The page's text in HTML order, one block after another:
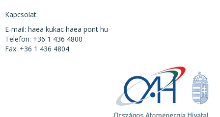
Kapcsolat:
E-mail: haea kukac haea pont hu
Telefon: +36 1 436 4800
Fax: +36 1 436 4804